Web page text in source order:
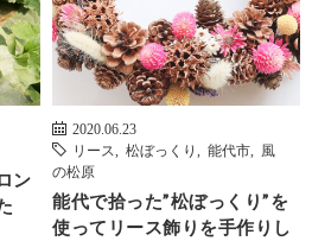
ン
2020.06.23
リース
松ぼっくり 能代市
風
の松原
能代で拾った”松ぼっくり”を
使ってリース飾りを手作りし